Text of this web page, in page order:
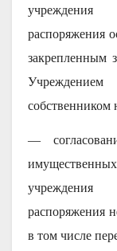
учреждения
распоряжения
закрепленным
собственником
—
учреждения
распоряжения
в том числе